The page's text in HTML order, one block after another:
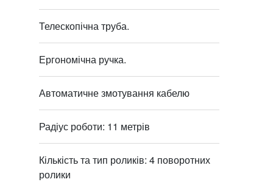
Телескопічна труба.
Ергономічна ручка.
Автоматичне змотування кабелю
Радіус роботи: 11 метрів
Кількість та тип роликів: 4 поворотних
ролики